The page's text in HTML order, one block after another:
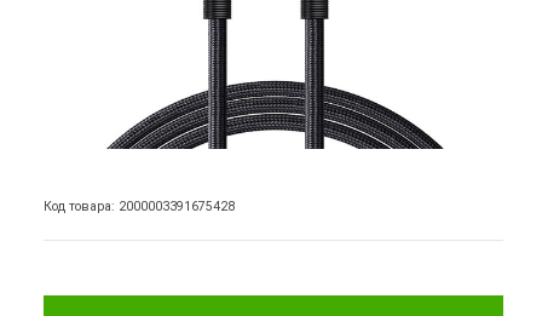
Код товара: 2000003391675428